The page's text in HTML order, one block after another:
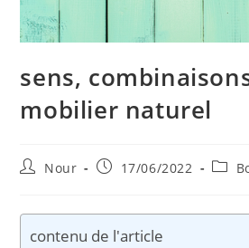
sens,
mobilier naturel
Auteur/autrice
publication :
Nour
Publication
17/06/2022
Post
contenu de l'article